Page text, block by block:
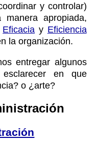
y controlar)
apropiada,
Eficacia y Eficiencia
la organización.
entregar algunos
en que
o ¿arte?